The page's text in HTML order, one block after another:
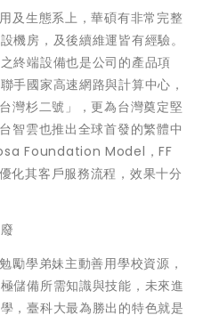
及生態系上，華碩有非常完整
機房，及後續維運皆有經驗。
終端設備也是公司的產品項
手國家高速網路與計算中心，
灣杉二號」，更為台灣奠定堅
智雲也推出全球首發的繁體中
Foundation Model，FF
化其客戶服務流程，效果十分
勵學弟妹主動善用學校資源，
儲備所需知識與技能，未來進
，臺科大最為勝出的特色就是